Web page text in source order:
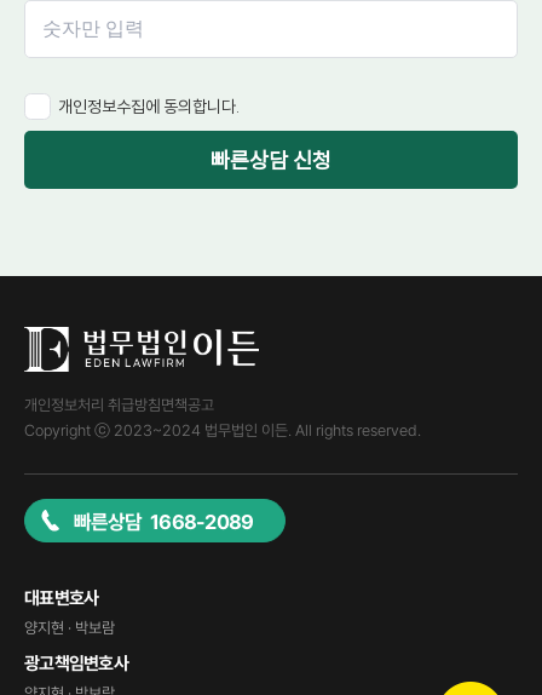
개인정보수집에 동의합니다.
빠른상담 신청
개인정보처리 취급방침면책공고
Copyright ⓒ 2023~2024 법무법인 이든. All rights reserved.
빠른상담 1668-2089
대표변호사
양지현 · 박보람
광고책임변호사